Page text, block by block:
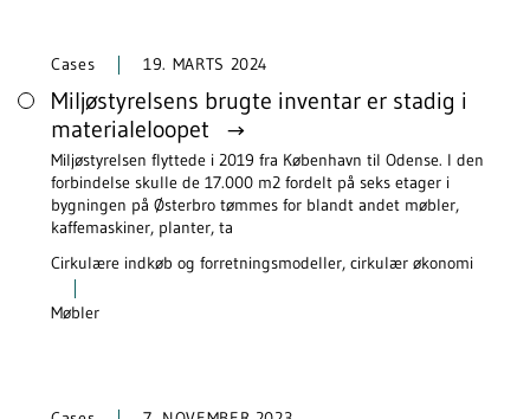
Cases 19. MARTS 2024
Miljøstyrelsens brugte inventar er stadig i
materialeloopet
Miljøstyrelsen flyttede i 2019 fra København til Odense. I den
forbindelse skulle de 17.000 m2 fordelt på seks etager i
bygningen på Østerbro tømmes for blandt andet møbler,
kaffemaskiner, planter, ta
Cirkulære indkøb og forretningsmodeller, cirkulær økonomi
Møbler